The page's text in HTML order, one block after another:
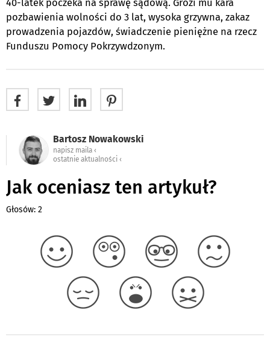
40-latek poczeka na sprawę sądową. Grozi mu kara
pozbawienia wolności do 3 lat, wysoka grzywna, zakaz
prowadzenia pojazdów, świadczenie pieniężne na rzecz
Funduszu Pomocy Pokrzywdzonym.
Bartosz Nowakowski
napisz maila ‹
ostatnie aktualności ‹
Jak oceniasz ten artykuł?
Głosów: 2